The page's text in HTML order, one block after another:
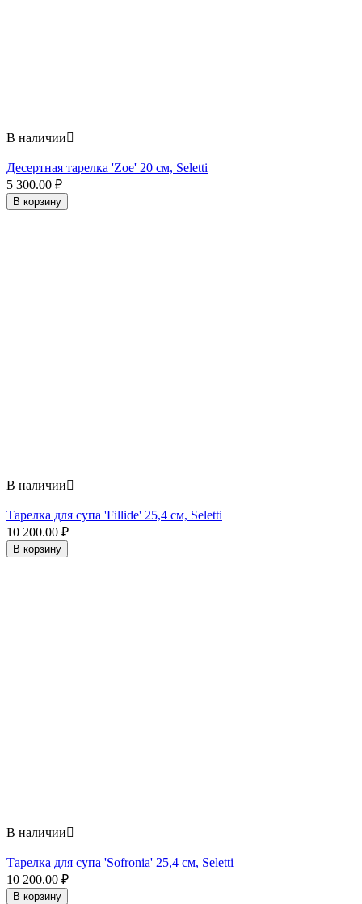
В наличии
Десертная тарелка 'Zoe' 20 см, Seletti
5 300.00 ₽
В корзину
В наличии
Тарелка для супа 'Fillide' 25,4 см, Seletti
10 200.00 ₽
В корзину
В наличии
Тарелка для супа 'Sofronia' 25,4 см, Seletti
10 200.00 ₽
В корзину